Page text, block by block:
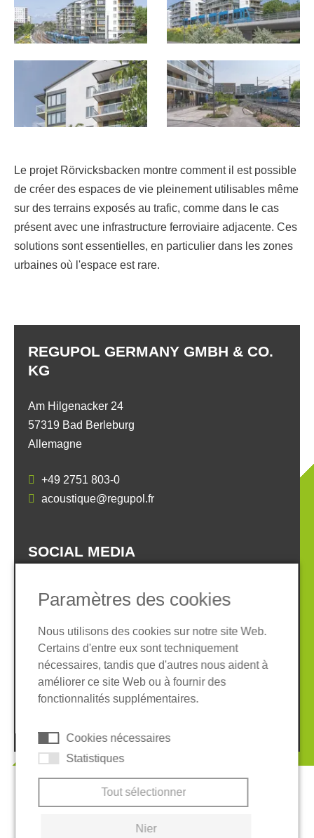
Le projet Rörvicksbacken montre comment il est possible
de créer des espaces de vie pleinement utilisables même
sur des terrains exposés au trafic, comme dans le cas
présent avec une infrastructure ferroviaire adjacente. Ces
solutions sont essentielles, en particulier dans les zones
urbaines où l'espace est rare.
REGUPOL GERMANY GMBH & CO.
KG
Am Hilgenacker 24
57319 Bad Berleburg
Allemagne
+49 2751 803-0
acoustique@regupol.fr
SOCIAL MEDIA
Informations légales
Protection des données
Conditions Générales
Système de whistleblowing
Cookies
Paramètres des cookies
Nous utilisons des cookies sur notre site Web.
Certains d'entre eux sont techniquement
nécessaires, tandis que d'autres nous aident à
améliorer ce site Web ou à fournir des
fonctionnalités supplémentaires.
Cookies nécessaires
Statistiques
Tout sélectionner
Nier